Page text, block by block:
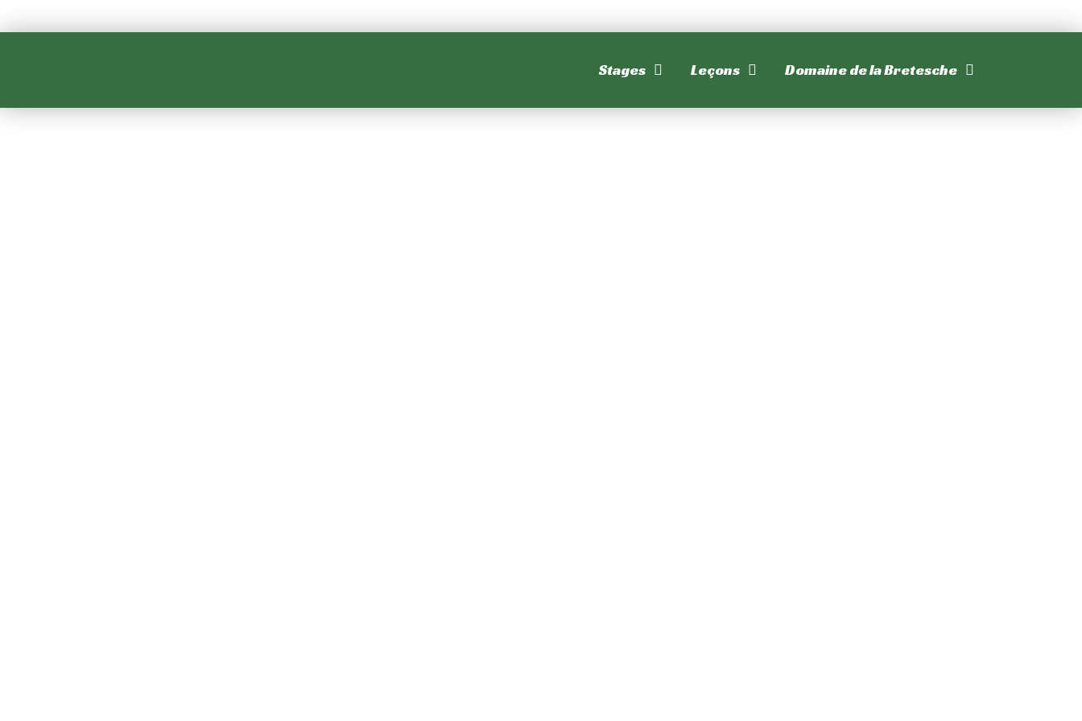
Stages Leçons Domaine de la Bretesche